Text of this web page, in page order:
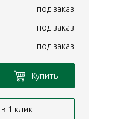
под заказ
под заказ
под заказ
Купить
1 клик